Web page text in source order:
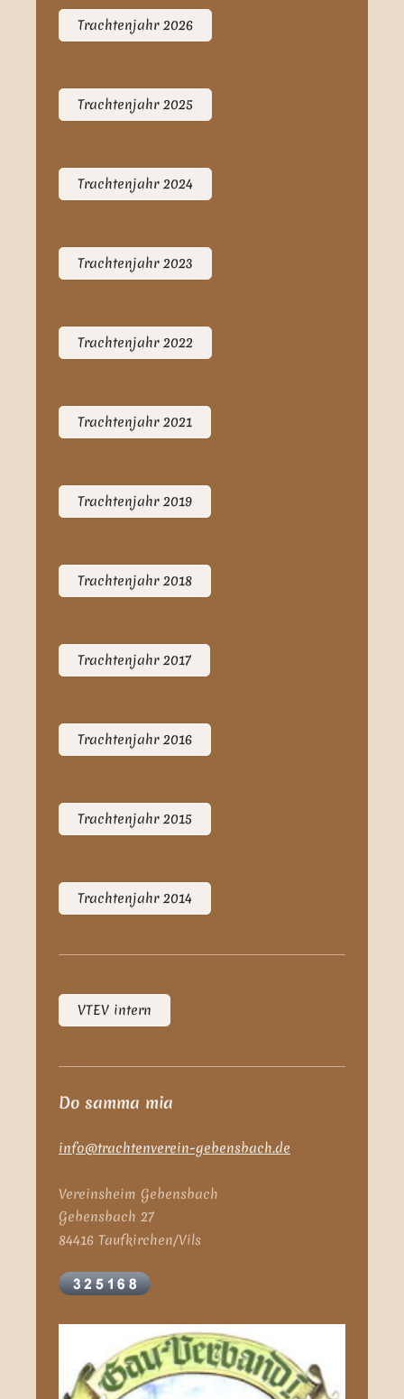
Trachtenjahr 2026
Trachtenjahr 2025
Trachtenjahr 2024
Trachtenjahr 2023
Trachtenjahr 2022
Trachtenjahr 2021
Trachtenjahr 2019
Trachtenjahr 2018
Trachtenjahr 2017
Trachtenjahr 2016
Trachtenjahr 2015
Trachtenjahr 2014
VTEV intern
Do samma mia
info@trachtenverein-gebensbach.de
Vereinsheim Gebensbach
Gebensbach 27
84416 Taufkirchen/Vils